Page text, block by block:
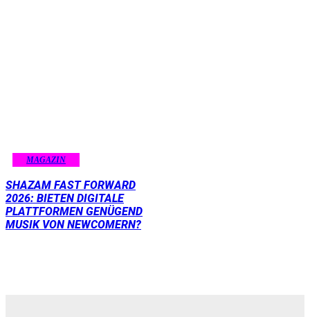
MAGAZIN
SHAZAM FAST FORWARD
2026: BIETEN DIGITALE
PLATTFORMEN GENÜGEND
MUSIK VON NEWCOMERN?